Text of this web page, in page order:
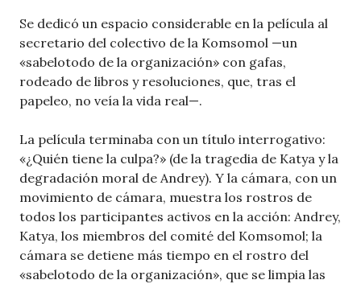
Se dedicó un espacio considerable en la película al
secretario del colectivo de la Komsomol —un
«sabelotodo de la organización» con gafas,
rodeado de libros y resoluciones, que, tras el
papeleo, no veía la vida real—.
La película terminaba con un título interrogativo:
«¿Quién tiene la culpa?» (de la tragedia de Katya y la
degradación moral de Andrey). Y la cámara, con un
movimiento de cámara, muestra los rostros de
todos los participantes activos en la acción: Andrey,
Katya, los miembros del comité del Komsomol; la
cámara se detiene más tiempo en el rostro del
«sabelotodo de la organización», que se limpia las